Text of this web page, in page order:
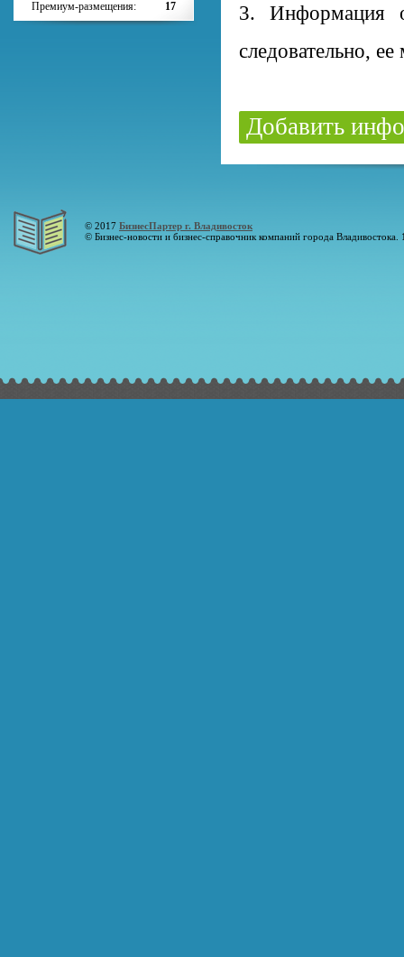
3. Информация
следовательно,
Добавить
Премиум-размещения:
17
© 2017 БизнесПартер г. Владивосток
© Бизнес-новости и бизнес-справочник компаний города Владивостока.